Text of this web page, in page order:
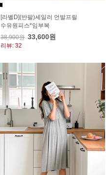
[라벨D](반팔)세일러 언발프릴
수유원피스*임부복
38,900원 33,600원
리뷰: 32